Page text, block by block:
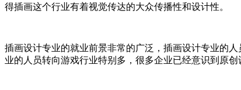
得插画这个行业有着视觉传达的大众传播性和设计性。
插画设计专业的就业前景非常的广泛，插画设计专业的
业的人员转向游戏行业特别多，很多企业已经意识到原